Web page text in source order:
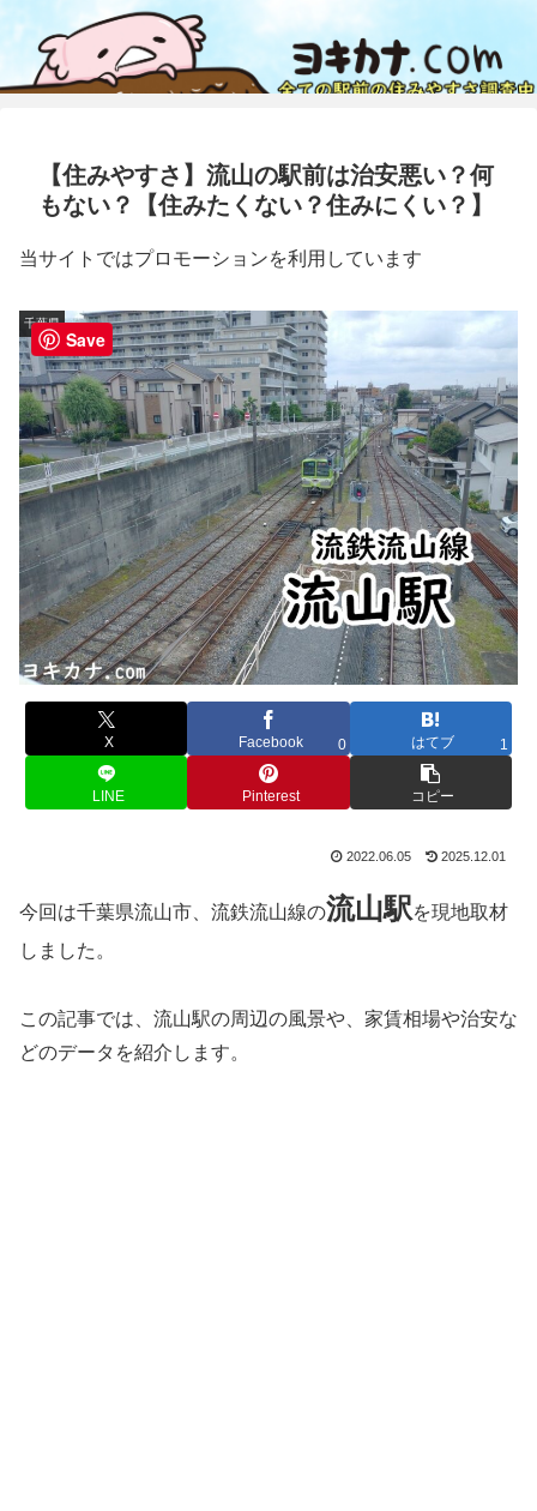
【住みやすさ】流山の駅前は治安悪い？何
もない？【住みたくない？住みにくい？】
当サイトではプロモーションを利用しています
千葉県
X Facebook 0 はてブ 1
LINE Pinterest コピー
2022.06.05 2025.12.01
今回は千葉県流山市、流鉄流山線の流山駅を現地取材
しました。
この記事では、流山駅の周辺の風景や、家賃相場や治安な
どのデータを紹介します。
Save